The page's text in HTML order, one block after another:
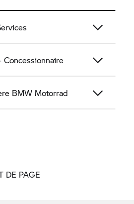
BMW Motorrad
DE PAGE